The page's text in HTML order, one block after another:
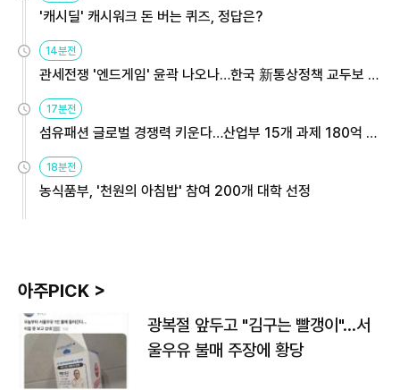
'캐시딜' 캐시워크 돈 버는 퀴즈, 정답은?
14분전
관세전쟁 '엔드게임' 윤곽 나오나…한국 新통상정책 교두보 활
17분전
섬유패션 글로벌 경쟁력 키운다…산업부 15개 과제 180억 지
18분전
농식품부, '천원의 아침밥' 참여 200개 대학 선정
아주PICK >
광복절 앞두고 "김구는 빨갱이"…서
울우유 불매 주장에 황당